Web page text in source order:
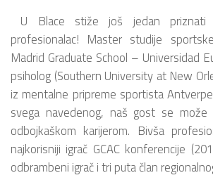
U Blace stiže još jedan priznati
profesionalac! Master studije
Madrid Graduate School – Universidad
psiholog (Southern University at New
iz mentalne pripreme sportista
svega navedenog, naš gost se može
odbojkaškom karijerom. Bivša
najkorisniji igrač GCAC konferencije
odbrambeni igrač i tri puta član